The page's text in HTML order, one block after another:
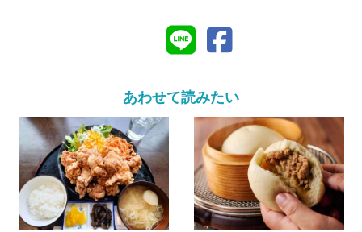
あわせて読みたい